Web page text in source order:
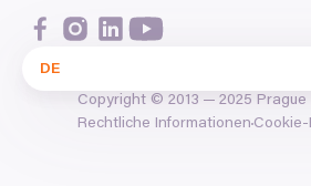
Copyright © 2013 — 2025 Prague
Rechtliche InformationenCookie-
DE